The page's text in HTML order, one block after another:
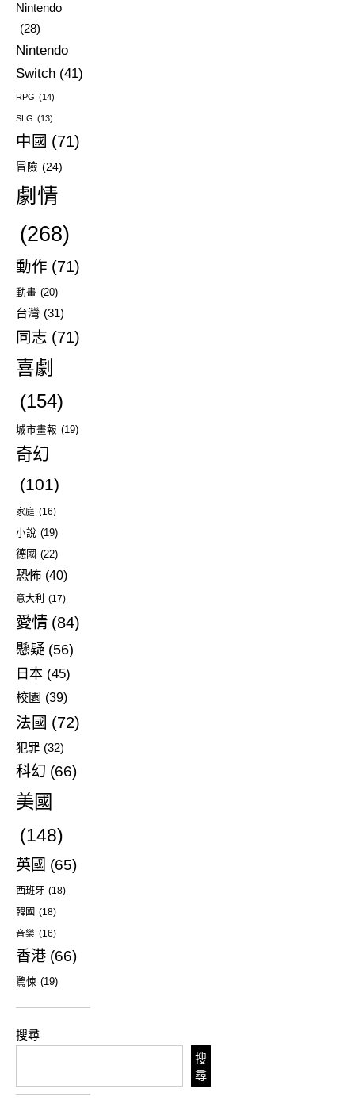
Nintendo
(28)
Nintendo
Switch (41)
RPG (14)
SLG (13)
中國 (71)
冒險 (24)
劇情
(268)
動作 (71)
動畫 (20)
台灣 (31)
同志 (71)
喜劇
(154)
城市畫報 (19)
奇幻
(101)
家庭 (16)
小說 (19)
德國 (22)
恐怖 (40)
意大利 (17)
愛情 (84)
懸疑 (56)
日本 (45)
校園 (39)
法國 (72)
犯罪 (32)
科幻 (66)
美國
(148)
英國 (65)
西班牙 (18)
韓國 (18)
音樂 (16)
香港 (66)
驚悚 (19)
搜尋
搜
尋